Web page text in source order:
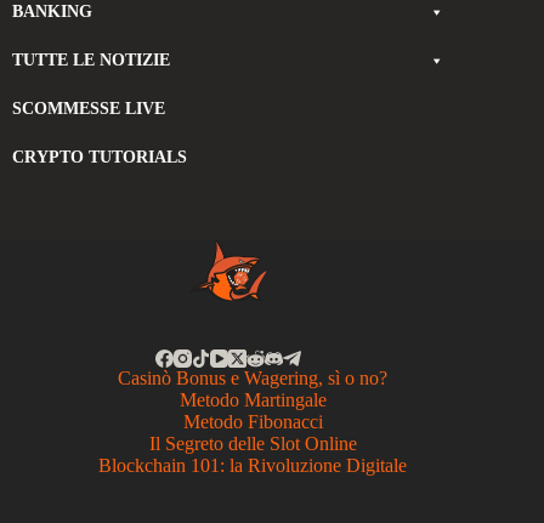
BANKING
TUTTE LE NOTIZIE
SCOMMESSE LIVE
CRYPTO TUTORIALS
Casinò Bonus e Wagering, sì o no?
Metodo Martingale
Metodo Fibonacci
Il Segreto delle Slot Online
Blockchain 101: la Rivoluzione Digitale